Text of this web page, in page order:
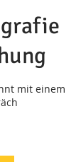
mit einem